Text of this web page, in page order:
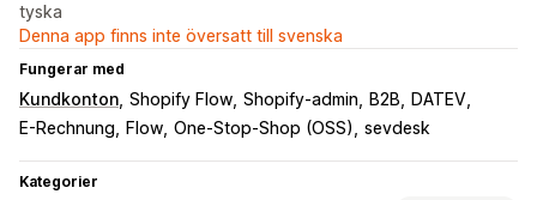
tyska
Denna app finns inte översatt till svenska
Fungerar med
Kundkonton Shopify Flow Shopify-admin B2B
DATEV
E-Rechnung
Flow One-Stop-Shop (OSS) sevdesk
Kategorier